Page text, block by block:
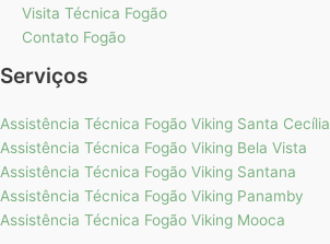
Visita Técnica Fogão
Contato Fogão
Serviços
Assistência Técnica Fogão Viking Santa Cecília
Assistência Técnica Fogão Viking Bela Vista
Assistência Técnica Fogão Viking Santana
Assistência Técnica Fogão Viking Panamby
Assistência Técnica Fogão Viking Mooca